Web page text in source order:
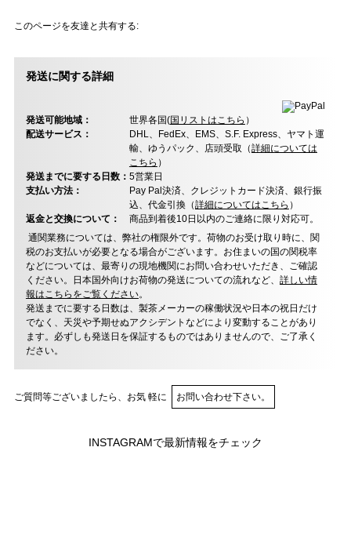
このページを友達と共有する:
発送に関する詳細
発送可能地域： 世界各国(国リストはこちら ）
配送サービス：
DHL、FedEx、EMS、S.F. Express、ヤマト運
輸、ゆうパック、店頭受取（詳細については
こちら ）
発送までに要する日数： 5営業日
支払い方法：
Pay Pal決済、クレジットカード決済、銀行振
込、代金引換（詳細についてはこちら ）
返金と交換について：
商品到着後10日以内のご連絡に限り対応可。
通関業務については、弊社の権限外です。荷物のお受け取り時に、関
税のお支払いが必要となる場合がございます。お住まいの国の関税率
などについては、最寄りの現地機関にお問い合わせいただき、ご確認
ください。日本国外向けお荷物の発送についての流れなど、 詳しい情
報はこちらをご覧ください。
発送までに要する日数は、製茶メーカーの稼働状況や日本の祝日だけ
でなく、天災や予期せぬアクシデントなどにより変動することがあり
ます。必ずしも発送日を保証するものではありませんので、ご了承く
ださい。
ご質問等ございましたら、お気 軽に お問い合わせ下さい。
INSTAGRAMで最新情報をチェック